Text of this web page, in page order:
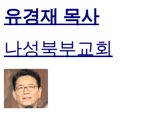
유경재 목사
나성북부교회